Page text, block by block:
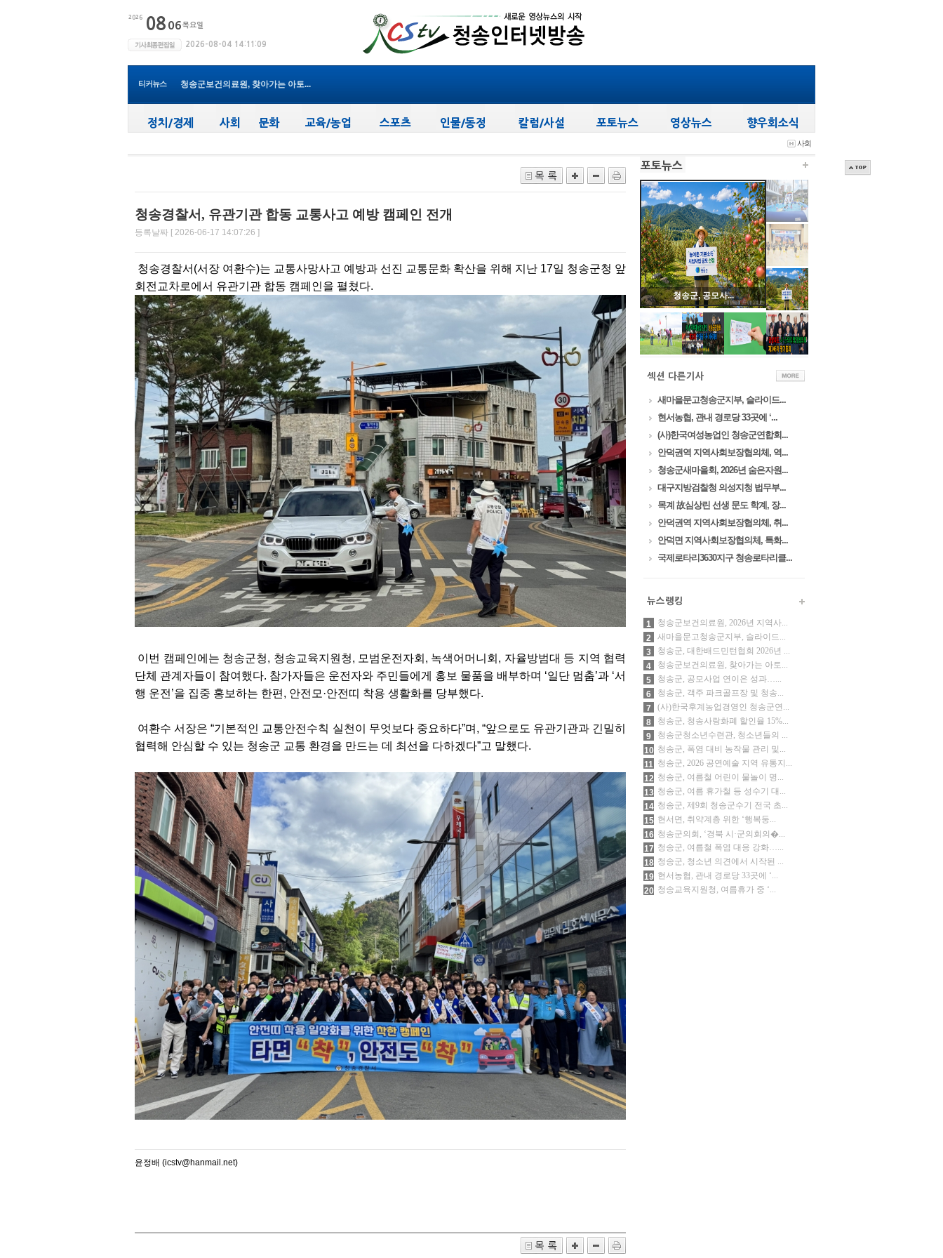
티커뉴스
청송군보건의료원, 2026년 지역사...
청송군보건의료원, 찾아가는 아토...
(사)한국후계농업경영인 청송군연...
청송군청소년수련관, 청소년들의 ...
사회
청송경찰서, 유관기관 합동 교통사고 예방 캠페인 전개
등록날짜 [ 2026-06-17 14:07:26 ]
청송경찰서(서장 여환수)는 교통사망사고 예방과 선진 교통문화 확산을 위해 지난 17일 청송군청 앞
회전교차로에서 유관기관 합동 캠페인을 펼쳤다.
이번 캠페인에는 청송군청, 청송교육지원청, 모범운전자회, 녹색어머니회, 자율방범대 등 지역 협력
단체 관계자들이 참여했다. 참가자들은 운전자와 주민들에게 홍보 물품을 배부하며 ‘일단 멈춤’과 ‘서
행 운전’을 집중 홍보하는 한편, 안전모·안전띠 착용 생활화를 당부했다.
여환수 서장은 “기본적인 교통안전수칙 실천이 무엇보다 중요하다”며, “앞으로도 유관기관과 긴밀히
협력해 안심할 수 있는 청송군 교통 환경을 만드는 데 최선을 다하겠다”고 말했다.
윤정배 (icstv@hanmail.net)
청송군, 공모사...
새마을문고청송군지부, 슬라이드...
현서농협, 관내 경로당 33곳에 ‘...
(사)한국여성농업인 청송군연합회...
안덕권역 지역사회보장협의체, 역...
청송군새마을회, 2026년 숨은자원...
대구지방검찰청 의성지청 법무부...
목계 故심상린 선생 문도 학계, 장...
안덕권역 지역사회보장협의체, 취...
안덕면 지역사회보장협의체, 특화...
국제로타리3630지구 청송로타리클...
1
청송군보건의료원, 2026년 지역사...
2
새마을문고청송군지부, 슬라이드...
3
청송군, 대한배드민턴협회 2026년 ...
4
청송군보건의료원, 찾아가는 아토...
5
청송군, 공모사업 연이은 성과…...
6
청송군, 객주 파크골프장 및 청송...
7
(사)한국후계농업경영인 청송군연...
8
청송군, 청송사랑화폐 할인율 15%...
9
청송군청소년수련관, 청소년들의 ...
10 청송군, 폭염 대비 농작물 관리 및...
11 청송군, 2026 공연예술 지역 유통지...
12 청송군, 여름철 어린이 물놀이 명...
13 청송군, 여름 휴가철 등 성수기 대...
14 청송군, 제9회 청송군수기 전국 초...
15 현서면, 취약계층 위한 ‘행복둥...
16 청송군의회, ‘경북 시·군의회의�...
17 청송군, 여름철 폭염 대응 강화…...
18 청송군, 청소년 의견에서 시작된 ...
19 현서농협, 관내 경로당 33곳에 ‘...
20 청송교육지원청, 여름휴가 중 ‘...